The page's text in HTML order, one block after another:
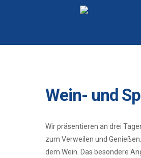
Wein- und
Wir präsentieren an drei
zum Verweilen und
dem Wein. Das besondere